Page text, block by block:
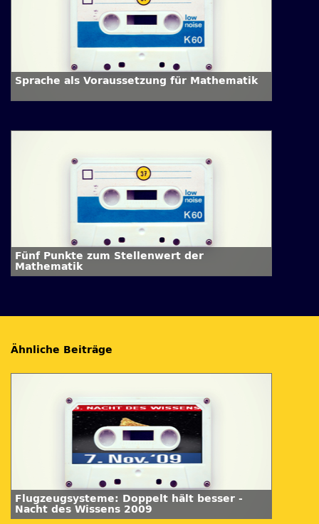
Sprache als Voraussetzung für Mathematik
Fünf Punkte zum Stellenwert der
Mathematik
Ähnliche Beiträge
Flugzeugsysteme: Doppelt hält besser -
Nacht des Wissens 2009